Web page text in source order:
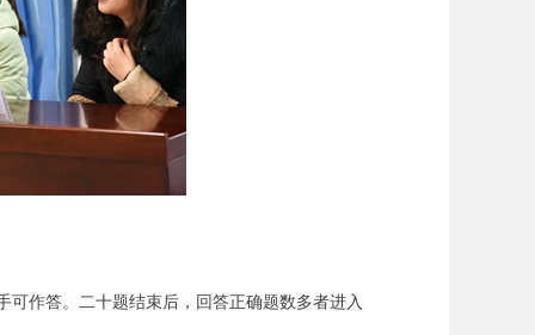
作答。二十题结束后，回答正确题数多者进入